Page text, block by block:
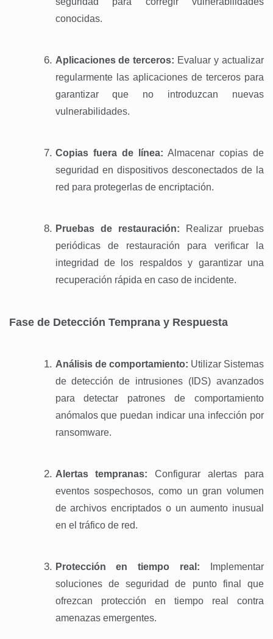
conocidas.
Aplicaciones de terceros: Evaluar y actualizar
regularmente las aplicaciones de terceros para
garantizar que no introduzcan nuevas
vulnerabilidades.
Copias fuera de línea: Almacenar copias de
seguridad en dispositivos desconectados de la
red para protegerlas de encriptación.
Pruebas de restauración: Realizar pruebas
periódicas de restauración para verificar la
integridad de los respaldos y garantizar una
recuperación rápida en caso de incidente.
Fase de Detección Temprana y Respuesta
Análisis de comportamiento: Utilizar Sistemas
de detección de intrusiones ( IDS) avanzados
para detectar patrones de comportamiento
anómalos que puedan indicar una infección por
ransomware.
Alertas tempranas: Configurar alertas para
eventos sospechosos, como un gran volumen
de archivos encriptados o un aumento inusual
en el tráfico de red.
Protección en tiempo real: Implementar
soluciones de seguridad de punto final que
ofrezcan protección en tiempo real contra
amenazas emergentes.